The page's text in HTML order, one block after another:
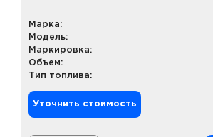
Марка:
Модель:
Маркировка:
Объем:
Тип топлива:
Уточнить стоимость